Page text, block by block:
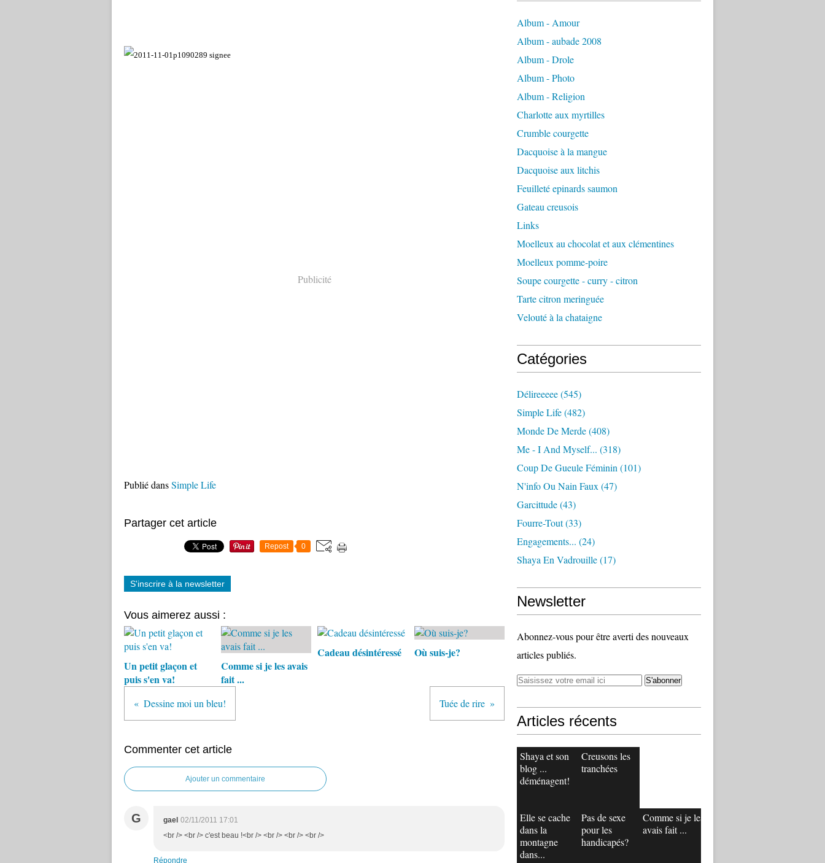
Publicité
Publié dansSimple Life
Partager cet article
Repost 0
S'inscrire à la newsletter
Vous aimerez aussi :
Un petit glaçon et
puis s'en va!
Comme si je les avais
fait ...
Cadeau désintéressé Où suis-je?
Dessine moi un bleu! Tuée de rire
Commenter cet article
Ajouter un commentaire
G gael 02/11/2011 17:01
<br /> <br /> c'est beau !<br /> <br /> <br /> <br />
Répondre
Album - Amour
Album - aubade 2008
Album - Drole
Album - Photo
Album - Religion
Charlotte aux myrtilles
Crumble courgette
Dacquoise à la mangue
Dacquoise aux litchis
Feuilleté epinards saumon
Gateau creusois
Links
Moelleux au chocolat et aux clémentines
Moelleux pomme-poire
Soupe courgette - curry - citron
Tarte citron meringuée
Velouté à la chataigne
Catégories
Délireeeee(545)
Simple Life(482)
Monde De Merde(408)
Me - I And Myself... (318)
Coup De Gueule Féminin (101)
N'info Ou Nain Faux (47)
Garcittude(43)
Fourre-Tout(33)
Engagements... (24)
Shaya En Vadrouille(17)
Newsletter
Abonnez-vous pour être averti des nouveaux
articles publiés.
Articles récents
Shaya et son
blog ...
déménagent!
Creusons les
tranchées
Elle se cache
dans la
montagne
dans...
Pas de sexe
pour les
handicapés?
Comme si je les
avais fait ...